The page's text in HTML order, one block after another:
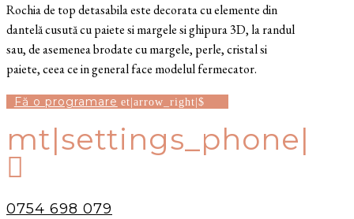
Rochia de top detasabila este decorata cu elemente din
dantelă cusută cu paiete si margele si ghipura 3D, la randul
sau, de asemenea brodate cu margele, perle, cristal si
paiete, ceea ce in general face modelul fermecator.
Fă o programare
mt|settings_phone|

0754 698 079